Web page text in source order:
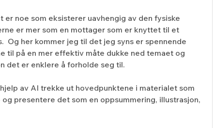
er noe som eksisterer uavhengig av den fysiske
er mer som en mottager som er knyttet til et
Og her kommer jeg til det jeg syns er spennende
til på en mer effektiv måte dukke ned temaet og
det er enklere å forholde seg til.
av AI trekke ut hovedpunktene i materialet som
presentere det som en oppsummering, illustrasjon,